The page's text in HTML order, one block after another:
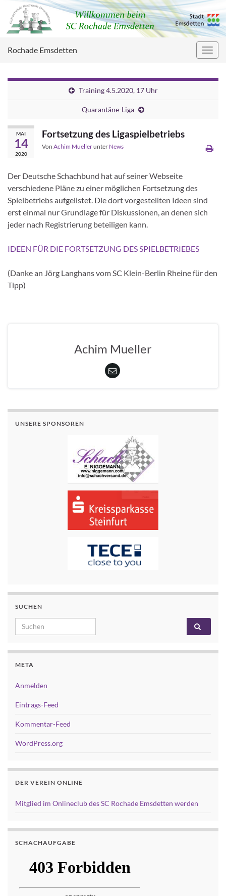
Rochade Emsdetten
Training 4.5.2020, 17 Uhr
Quarantäne-Liga
MAI
14
2020
Fortsetzung des Ligaspielbetriebs
Von Achim Muellerunter News
Der Deutsche Schachbund hat auf seiner Webseite
verschiedene Pläne zu einer möglichen Fortsetzung des
Spielbetriebs aufgelistet. Die dort vorgestellten Ideen sind
erst einmal nur Grundlage für Diskussionen, an denen sich
jeder nach Registrierung beteiligen kann.
IDEEN FÜR DIE FORTSETZUNG DES SPIELBETRIEBES
(Danke an Jörg Langhans vom SC Klein-Berlin Rheine für den
Tipp)
Achim Mueller
UNSERE SPONSOREN
SUCHEN
Search for:
META
Anmelden
Eintrags-Feed
Kommentar-Feed
WordPress.org
DER VEREIN ONLINE
Mitglied im Onlineclub des SC Rochade Emsdetten werden
SCHACHAUFGABE